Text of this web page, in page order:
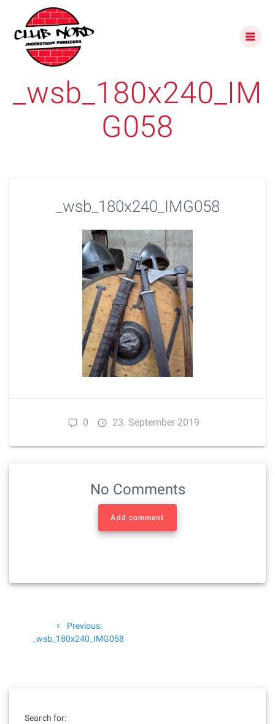
_wsb_180x240_IM
G058
_wsb_180x240_IMG058
0 23. September 2019
No Comments
Add comment
Previous:Previous
post:
_wsb_180x240_IMG058
Search for: